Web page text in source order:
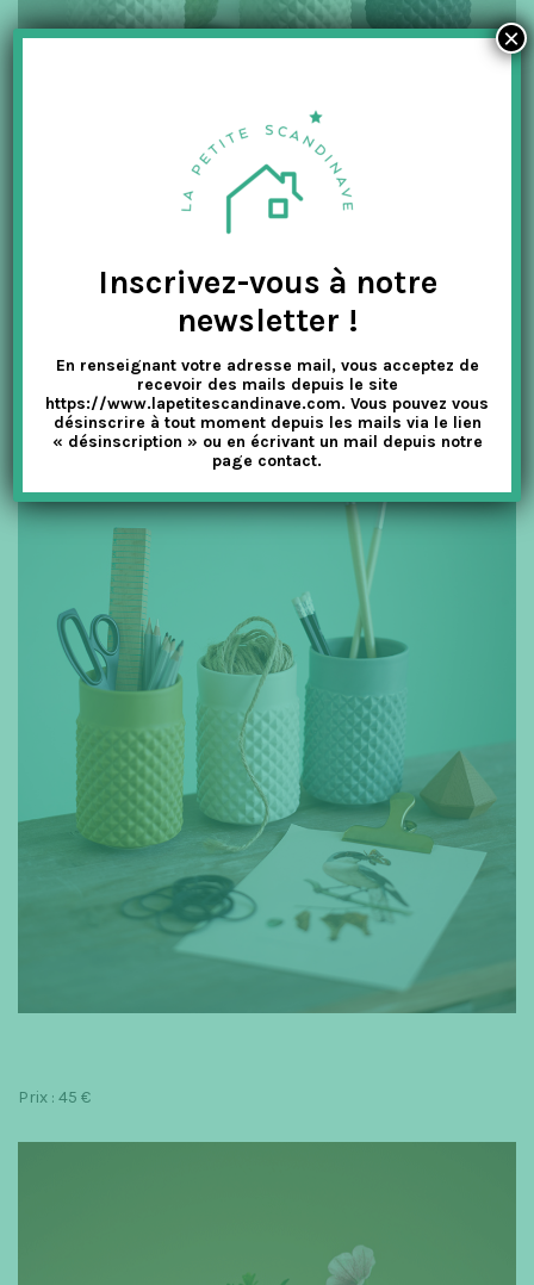
Parmi leurs nombreux articles il y a la jolie collection de
en plusieurs couleurs et ne sont pas seulement utilisés pour
Prix : 45 €
Inscrivez-vous à notre
newsletter !
En renseignant votre adresse mail, vous acceptez de
recevoir des mails depuis le site
https://www.lapetitescandinave.com. Vous pouvez vous
désinscrire à tout moment depuis les mails via le lien
« désinscription » ou en écrivant un mail depuis notre
page contact.
×